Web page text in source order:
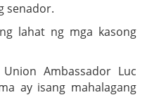
senador.
lahat ng mga kasong
Ambassador Luc
ay isang mahalagang